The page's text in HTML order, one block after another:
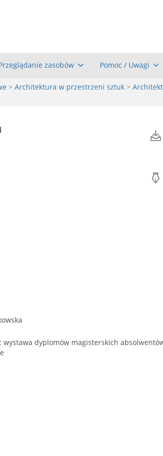
zasobów Pomoc / Uwagi
> Architektura w przestrzeni sztuk >
dyplomów magisterskich